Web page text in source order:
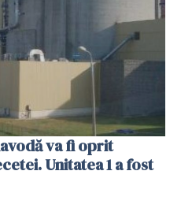
va fi oprit
Unitatea 1 a fost